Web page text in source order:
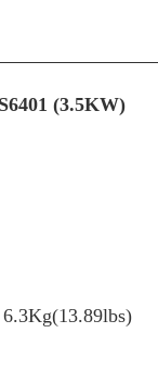
(3.5KW)